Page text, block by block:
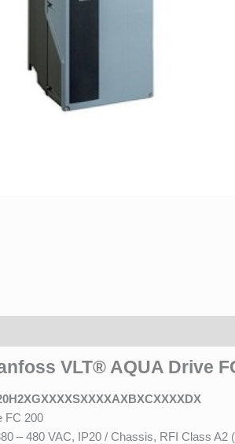
VLT® AQUA Drive
FC 200
– 480 VAC, IP20 / Chassis, RFI Class A2